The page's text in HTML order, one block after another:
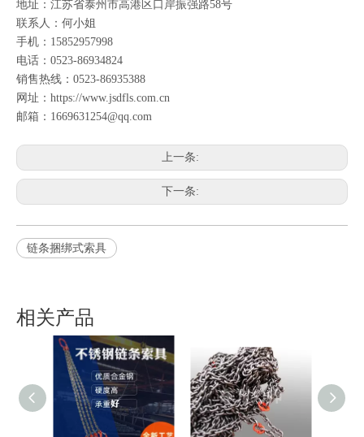
地址：江苏省泰州市高港区口岸振强路58号
联系人：何小姐
手机：15852957998
电话：0523-86934824
销售热线：0523-86935388
网址：https://www.jsdfls.com.cn
邮箱：1669631254@qq.com
上一条:
下一条:
链条捆绑式索具
相关产品